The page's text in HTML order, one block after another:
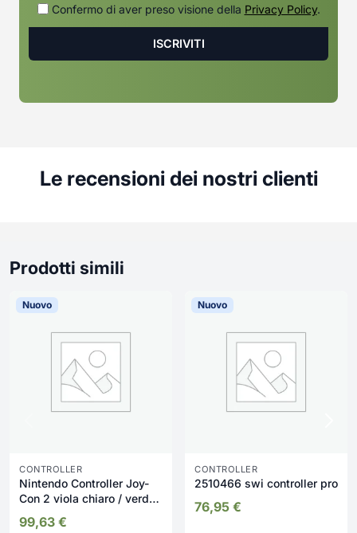
Confermo di aver preso visione della Privacy Policy.
Le recensioni dei nostri clienti
Prodotti simili
Nuovo
CONTROLLER
Nintendo Controller Joy-
Con 2 viola chiaro / verde
99,63 €
Nuovo
CONTROLLER
2510466 swi controller pro
76,95 €